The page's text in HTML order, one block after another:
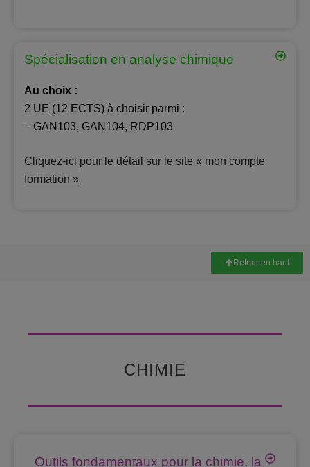
Spécialisation en analyse chimique
Au choix :
2 UE (12 ECTS) à choisir parmi :
– GAN103, GAN104, RDP103
Cliquez-ici pour le détail sur le site « mon compte
formation »
Retour en haut
CHIMIE
Outils fondamentaux pour la chimie, la